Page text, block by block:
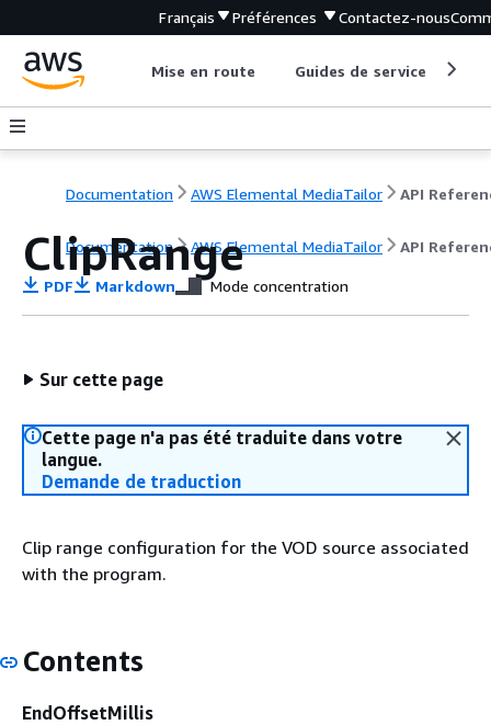
Français Préférences Contactez-nous
Mise en route Guides de service
Documentation AWS Elemental MediaTailor API
Documentation AWS Elemental MediaTailor API
ClipRange
PDF Markdown Mode concentration
Sur cette page
Cette page n'a pas été traduite dans votre
langue.
Demande de traduction
Clip range configuration for the VOD source associated
with the program.
Contents
EndOffsetMillis